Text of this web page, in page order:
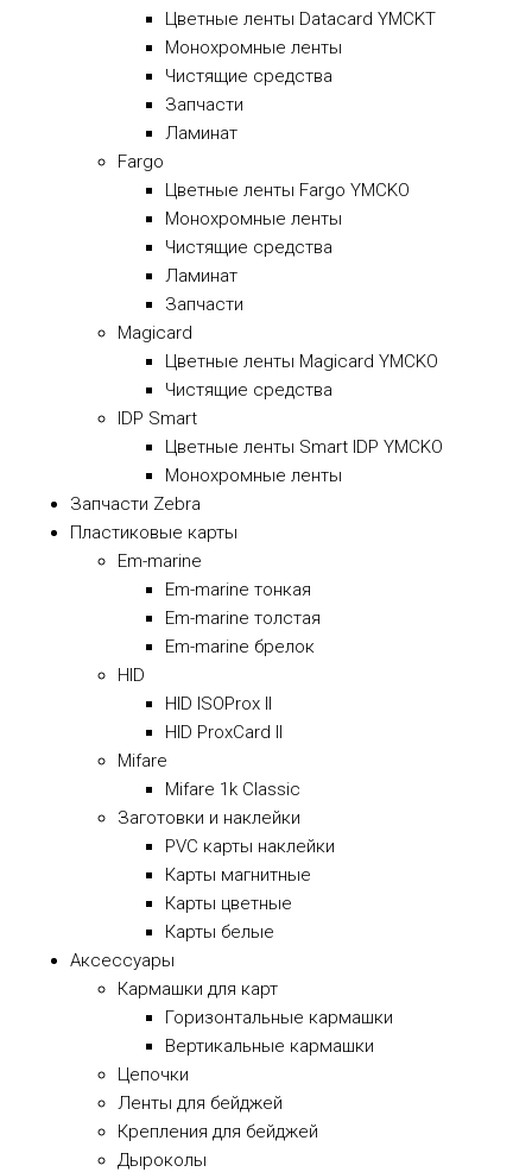
Цветные ленты Datacard YMCKT
Монохромные ленты
Чистящие средства
Запчасти
Ламинат
Fargo
Цветные ленты Fargo YMCKO
Монохромные ленты
Чистящие средства
Ламинат
Запчасти
Magicard
Цветные ленты Magicard YMCKO
Чистящие средства
IDP Smart
Цветные ленты Smart IDP YMCKO
Монохромные ленты
Запчасти Zebra
Пластиковые карты
Em-marine
Em-marine тонкая
Em-marine толстая
Em-marine брелок
HID
HID ISOProx II
HID ProxCard II
Mifare
Mifare 1k Classic
Заготовки и наклейки
PVC карты наклейки
Карты магнитные
Карты цветные
Карты белые
Аксессуары
Кармашки для карт
Горизонтальные кармашки
Вертикальные кармашки
Цепочки
Ленты для бейджей
Крепления для бейджей
Дыроколы